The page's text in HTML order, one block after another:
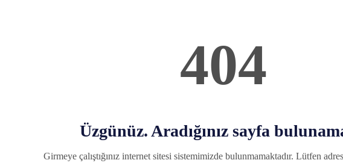
404
Üzgünüz. Aradığınız sayfa
Girmeye çalıştığınız internet sitesi sistemimizde bulunmamaktadır. Lütfen